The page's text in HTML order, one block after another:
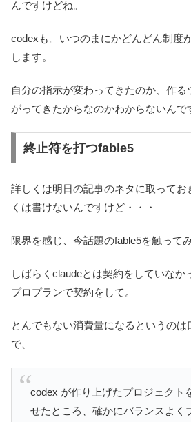
んですけどね。
codexも。いつのまにかどんどん制度
します。
自分の指示が変わってきたのか、作る
がってきたからなのかわからないんで
終止符を打つfable5
詳しくは明日の記事のネタに取ってお
くは書けないんですけど・・・
限界を感じ、今話題のfable5を触って
しばらくclaudeとは契約をしていなか
プロプランで契約をして。
とんでもない消費量になるというの
で、
codex が作り上げたプロジェクト
せたところ、確かにバランスよく